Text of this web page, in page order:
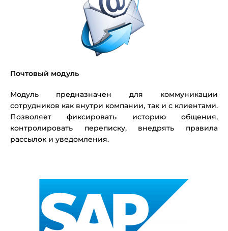
Почтовый модуль
Модуль предназначен для коммуникации
сотрудников как внутри компании, так и с клиентами.
Позволяет фиксировать историю общения,
контролировать переписку, внедрять правила
рассылок и уведомления.